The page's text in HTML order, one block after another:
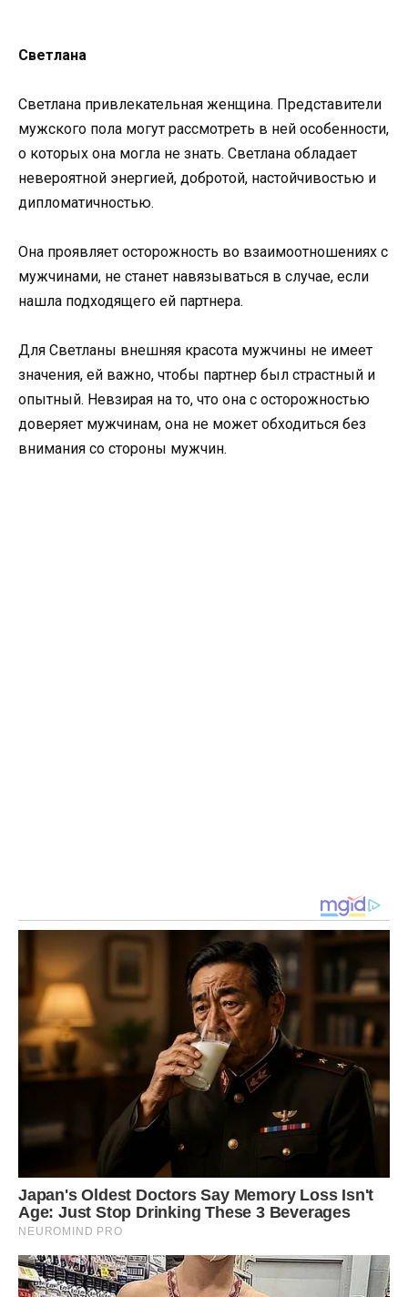
Светлана
Светлана привлекательная женщина. Представители
мужского пола могут рассмотреть в ней особенности,
о которых она могла не знать. Светлана обладает
невероятной энергией, добротой, настойчивостью и
дипломатичностью.
Она проявляет осторожность во взаимоотношениях с
мужчинами, не станет навязываться в случае, если
нашла подходящего ей партнера.
Для Светланы внешняя красота мужчины не имеет
значения, ей важно, чтобы партнер был страстный и
опытный. Невзирая на то, что она с осторожностью
доверяет мужчинам, она не может обходиться без
внимания со стороны мужчин.